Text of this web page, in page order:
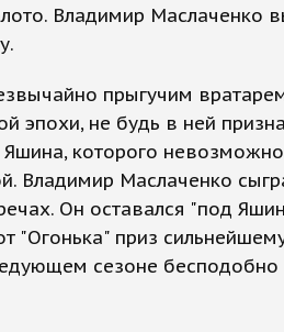
Владимир Маслаченко
прыгучим
эпохи, не будь в ней
которого
Владимир Маслаченко
Он оставался "под
"Огонька" приз
сезоне бесподобно